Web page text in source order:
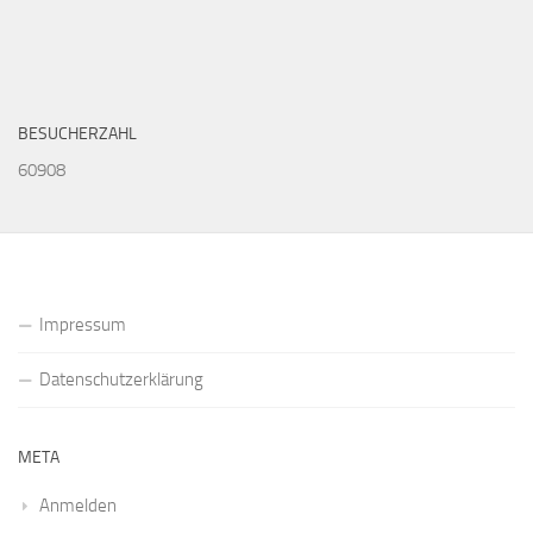
BESUCHERZAHL
60908
Impressum
Datenschutzerklärung
META
Anmelden